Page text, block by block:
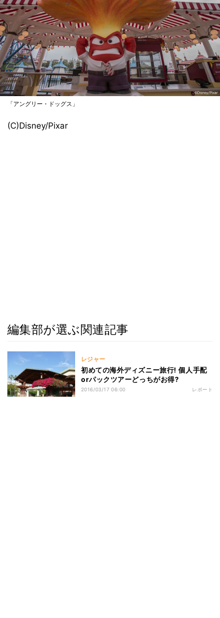
「アングリー・ドッグス」
(C)Disney/Pixar
編集部が選ぶ関連記事
レジャー
初めての海外ディズニー旅行! 個人手配
orパックツアーどっちがお得?
2016/03/17 06:00 レポート